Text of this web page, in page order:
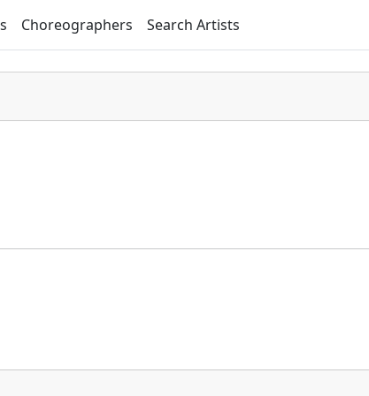
Choreographers Search Artists